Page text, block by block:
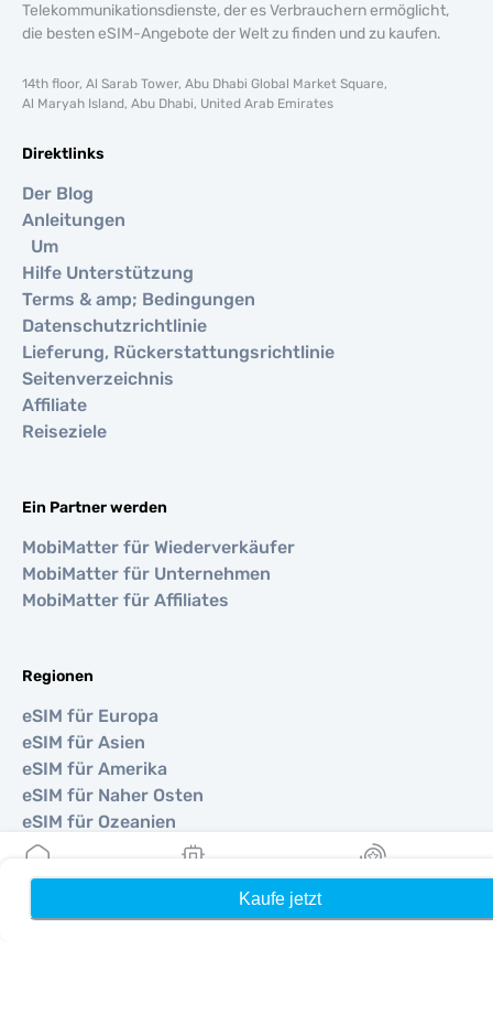
Kaufe jetzt
Telekommunikationsdienste, der es Verbrauchern ermöglicht,
die besten eSIM-Angebote der Welt zu finden und zu kaufen.
14th floor, Al Sarab Tower, Abu Dhabi Global Market Square,
Al Maryah Island, Abu Dhabi, United Arab Emirates
Direktlinks
Der Blog
Anleitungen
Um
Hilfe Unterstützung
Terms & amp; Bedingungen
Datenschutzrichtlinie
Lieferung, Rückerstattungsrichtlinie
Seitenverzeichnis
Affiliate
Reiseziele
Ein Partner werden
MobiMatter für Wiederverkäufer
MobiMatter für Unternehmen
MobiMatter für Affiliates
Regionen
eSIM für Europa
eSIM für Asien
eSIM für Amerika
eSIM für Naher Osten
eSIM für Ozeanien
eSIM für Afrika
Länder
Meine eSIMs